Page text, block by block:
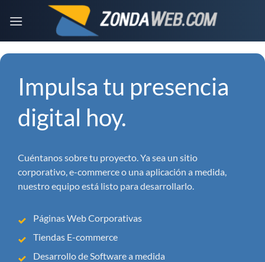
Impulsa tu presencia
digital hoy.
Cuéntanos sobre tu proyecto. Ya sea un sitio
corporativo, e-commerce o una aplicación a medida,
nuestro equipo está listo para desarrollarlo.
Páginas Web Corporativas
Tiendas E-commerce
Desarrollo de Software a medida